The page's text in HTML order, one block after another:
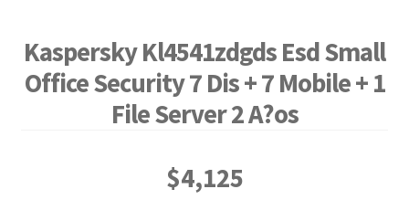
Kaspersky Kl4541zdgds Esd Small
Office Security 7 Dis + 7 Mobile + 1
File Server 2 A?os
$4,125